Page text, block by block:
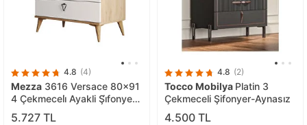
4.8 (4)
Mezza 3616 Versace 80x91
4 Çekmeceli̇ Ayakli Şi̇fonyer
Sepet Beyaz
5.727 TL
4.8 (2)
Tocco Mobilya Platin 3
Çekmeceli Şifonyer-Aynasız
4.500 TL